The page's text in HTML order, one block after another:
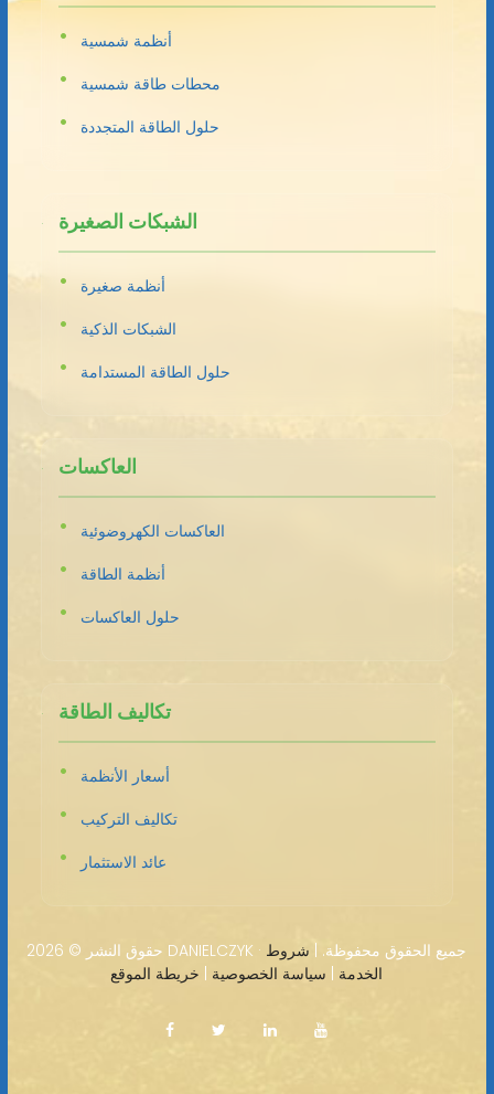
أنظمة شمسية
محطات طاقة شمسية
حلول الطاقة المتجددة
الشبكات الصغيرة
أنظمة صغيرة
الشبكات الذكية
حلول الطاقة المستدامة
العاكسات
العاكسات الكهروضوئية
أنظمة الطاقة
حلول العاكسات
تكاليف الطاقة
أسعار الأنظمة
تكاليف التركيب
عائد الاستثمار
حقوق النشر © 2026 DANIELCZYK · جميع الحقوق محفوظة. | شروط
الخدمة
سياسة الخصوصية خريطة الموقع